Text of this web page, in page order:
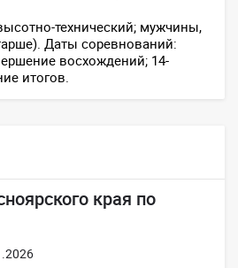
технический; мужчины,
Даты соревнований:
восхождений; 14-
итогов.
края по